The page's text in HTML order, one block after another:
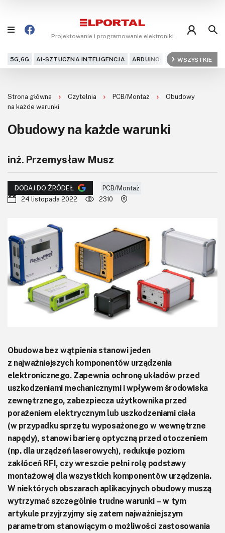
Projektowanie i programowanie elektroniki
5G,6G AI-SZTUCZNA INTELIGENCJA ARDUINO ARM AUDIO
WSZYSTKIE
Projekty
Kursy
Dla Ciebie
KITy AVT
Kontakt
Newsletter
Magazyny
Do pobrania
Strona główna Czytelnia PCB/Montaż
Obudowy
na każde warunki
Obudowy na każde warunki
inż. Przemysław Musz
DODAJ DO ŹRÓDEŁ
PCB/Montaż
24 listopada 2022
2310
Obudowa bez wątpienia stanowi jeden
z najważniejszych komponentów urządzenia
elektronicznego. Zapewnia ochronę układów przed
uszkodzeniami mechanicznymi i wpływem środowiska
zewnętrznego, zabezpiecza użytkownika przed
porażeniem elektrycznym lub uszkodzeniami ciała
(w przypadku sprzętu wyposażonego w wewnętrzne
napędy), stanowi barierę optyczną przed otoczeniem
(np. dla urządzeń laserowych), redukuje poziom
zakłóceń RFI, czy wreszcie pełni rolę podstawy
montażowej dla wszystkich komponentów urządzenia.
W niektórych obszarach aplikacyjnych obudowy muszą
wytrzymać szczególnie trudne warunki – w tym
artykule przyjrzyjmy się zatem najważniejszym
parametrom stanowiącym o możliwości zastosowania